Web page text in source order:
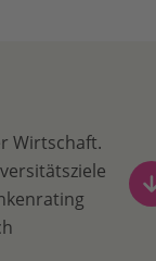
Wirtschaft.